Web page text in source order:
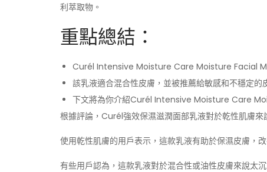
利萃取物。
重點總結：
Curél Intensive Moisture Care Moisture Facial
該乳液適合混合性皮膚，並被推薦給敏感和不穩定的
下文將為你介紹Curél Intensive Moisture Care
根據評論，Curél強效保濕滋潤面部乳液對於乾性肌膚來
使用乾性肌膚的用戶表示，這款乳液有助於保濕皮膚，
有些用戶認為，這款乳液對於混合性或油性皮膚來說太